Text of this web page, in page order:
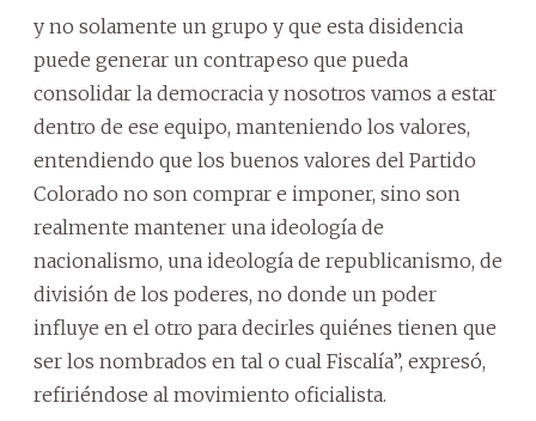
y no solamente un grupo y que esta disidencia
puede generar un contrapeso que pueda
consolidar la democracia y nosotros vamos a estar
dentro de ese equipo, manteniendo los valores,
entendiendo que los buenos valores del Partido
Colorado no son comprar e imponer, sino son
realmente mantener una ideología de
nacionalismo, una ideología de republicanismo, de
división de los poderes, no donde un poder
influye en el otro para decirles quiénes tienen que
ser los nombrados en tal o cual Fiscalía”, expresó,
refiriéndose al movimiento oficialista.